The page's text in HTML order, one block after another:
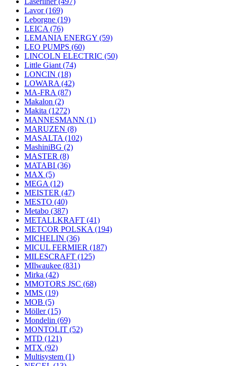
Lavor(169)
Leborgne (19)
LEICA (76)
LEMANIA ENERGY (59)
LEO PUMPS (60)
LINCOLN ELECTRIC (50)
Little Giant (74)
LONCIN (18)
LOWARA (42)
MA-FRA (87)
Makalon (2)
Makita (1272)
MANNESMANN (1)
MARUZEN (8)
MASALTA (102)
MashiniBG (2)
MASTER (8)
MATABI (36)
MAX (5)
MEGA (12)
MEISTER (47)
MESTO (40)
Metabo (387)
METALLKRAFT (41)
METCOR POLSKA (194)
MICHELIN (36)
MICUL FERMIER (187)
MILESCRAFT (125)
MIlwaukee (831)
Mirka (42)
MMOTORS JSC (68)
MMS (19)
MOB (5)
Möller(15)
Mondelin (69)
MONTOLIT (52)
MTD (121)
MTX (92)
Multisystem (1)